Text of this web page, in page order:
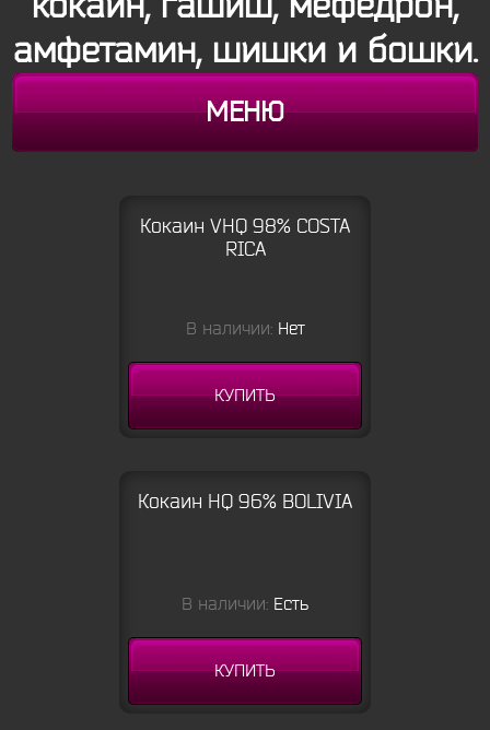
амфетамин, шишки и бошки.
МЕНЮ
Кокаин VHQ 98% COSTA
RICA
В наличии: Нет
КУПИТЬ
Кокаин HQ 96% BOLIVIA
В наличии: Есть
КУПИТЬ